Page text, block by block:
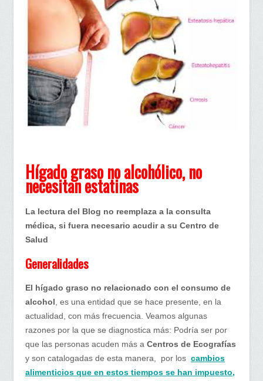
graso
no
alcohólico
No
necesitan
estatinas¡¡¡
Hígado graso no alcohólico, no
necesitan estatinas
La lectura del Blog no reemplaza a la consulta
médica, si fuera necesario acudir a su Centro de
Salud
Generalidades
El hígado graso no relacionado con el consumo de
alcohol, es una entidad que se hace presente, en la
actualidad, con más frecuencia. Veamos algunas
razones por la que se diagnostica más: Podría ser por
que las personas acuden más a Centros de Ecografías
y son catalogadas de esta manera, por los cambios
alimenticios que en estos tiempos se han impuesto,